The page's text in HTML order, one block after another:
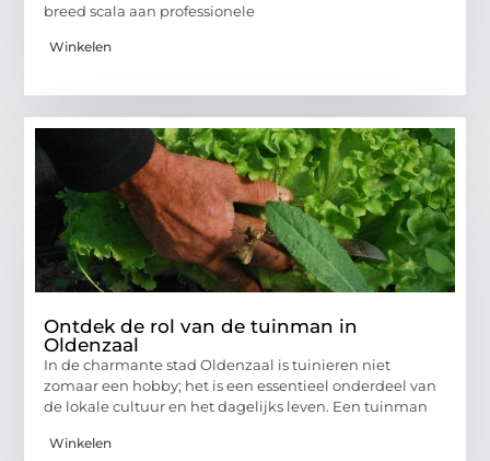
breed scala aan professionele
Winkelen
Ontdek de rol van de tuinman in
Oldenzaal
In de charmante stad Oldenzaal is tuinieren niet
zomaar een hobby; het is een essentieel onderdeel van
de lokale cultuur en het dagelijks leven. Een tuinman
Winkelen